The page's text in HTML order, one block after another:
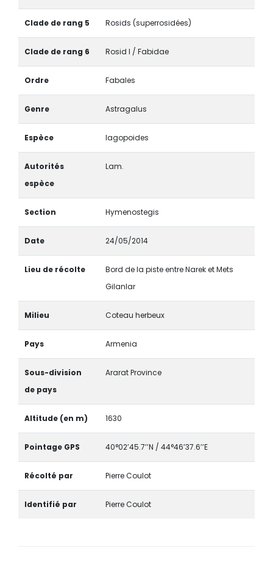
Clade de rang 5 Rosids (superrosidées)
Clade de rang 6 Rosid I / Fabidae
Ordre Fabales
Genre Astragalus
Espèce lagopoides
Autorités
espèce
Lam.
Section Hymenostegis
Date 24/05/2014
Lieu de récolte
Bord de la piste entre Narek et Mets
Gilanlar
Milieu Coteau herbeux
Pays Armenia
Sous-division
de pays
Ararat Province
Altitude (en m) 1630
Pointage GPS 40°02’45.7’’N / 44°46’37.6’’E
Récolté par Pierre Coulot
Identifié par Pierre Coulot